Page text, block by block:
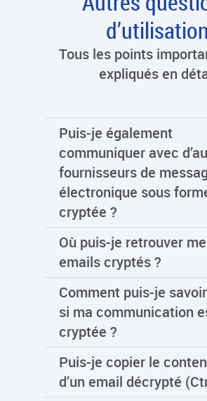
d’utilisation
Tous les points
expliqués en
Puis-je également
communiquer avec
fournisseurs de
électronique sous
cryptée ?
Où puis-je retrouver
emails cryptés ?
Comment puis-je savoir
si ma communication
cryptée ?
Puis-je copier le
d’un email décrypté